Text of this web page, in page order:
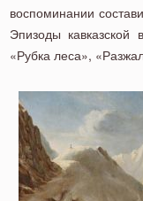
воспоминании
Эпизоды
«Рубка леса»,